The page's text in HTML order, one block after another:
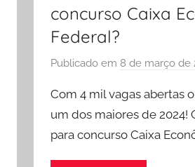
concurso Caixa
Federal?
Publicado em 8 de março de
Com 4 mil vagas abertas
um dos maiores de 2024!
para concurso Caixa